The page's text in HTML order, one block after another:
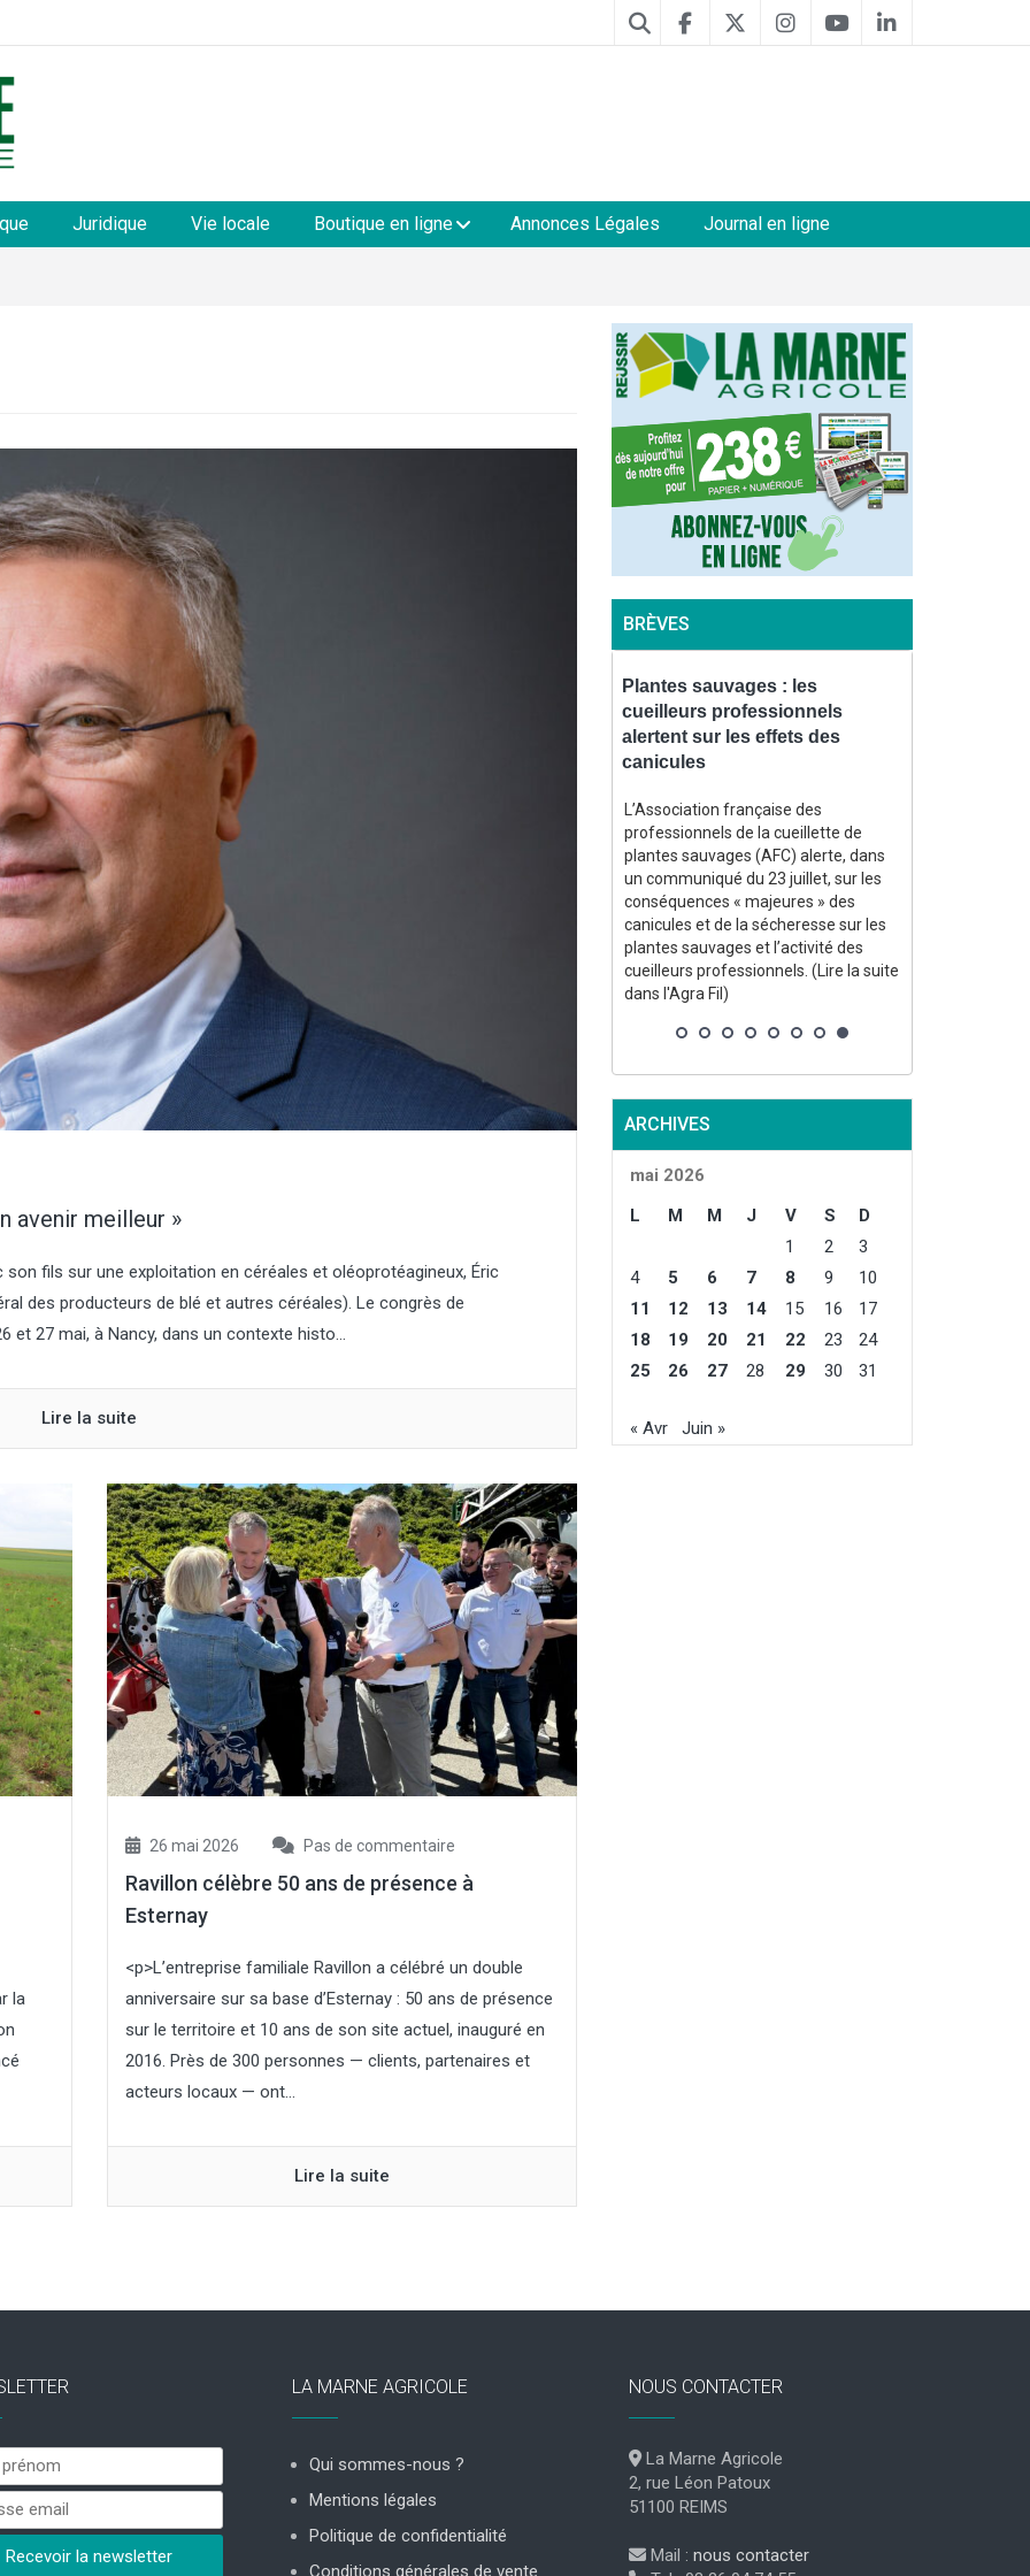
Juridique Vie locale Boutique en ligne Annonces Légales Journal en ligne
avenir meilleur »
son fils sur une exploitation en céréales et oléoprotéagineux, Éric
des producteurs de blé et autres céréales). Le congrès de
et 27 mai, à Nancy, dans un contexte histo...
Lire la suite
la
26 mai 2026 Pas de commentaire
Ravillon célèbre 50 ans de présence à
Esternay
<p>L’entreprise familiale Ravillon a célébré un double
anniversaire sur sa base d’Esternay : 50 ans de présence
sur le territoire et 10 ans de son site actuel, inauguré en
2016. Près de 300 personnes — clients, partenaires et
acteurs locaux — ont...
Lire la suite
BRÈVES
Canicule : face aux prairies
« grillées », les éleveurs de
ruminants toujours sans
réponse
Alertant, dans un communiqué du 4
août, sur une perte de production
« historique » pour les prairies, les
associations spécialisées d'éleveurs
de ruminants de la FNSEA*
dénoncent le « silence radio » du
ministère de l’Agriculture sur leur
demande – récurrente – d’organiser
des expertises terrain des pertes de
production d’herbe. (Lire la suite dans
l'Agra Fil)
Plantes sauvages : les
cueilleurs professionnels
alertent sur les effets des
canicules
L’Association française des
professionnels de la cueillette de
plantes sauvages (AFC) alerte, dans
un communiqué du 23 juillet, sur les
conséquences « majeures » des
canicules et de la sécheresse sur les
plantes sauvages et l’activité des
cueilleurs professionnels. (Lire la suite
dans l'Agra Fil)
ARCHIVES
mai 2026
L
M M J V S
D
1
2
3
4
5 6 7 8 9
10
11
12 13 14 15 16
17
18
19 20 21 22 23
24
25
26 27 28 29 30 31
« Avr Juin »
LA MARNE AGRICOLE
Qui sommes-nous ?
Mentions légales
Politique de confidentialité
NOUS CONTACTER
La Marne Agricole
2, rue Léon Patoux
51100 REIMS
Mail : nous contacter